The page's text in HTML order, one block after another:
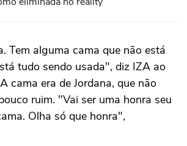
Tem alguma cama que não está
tudo sendo usada", diz IZA ao
cama era de Jordana, que não
ruim. "Vai ser uma honra seu
Olha só que honra",